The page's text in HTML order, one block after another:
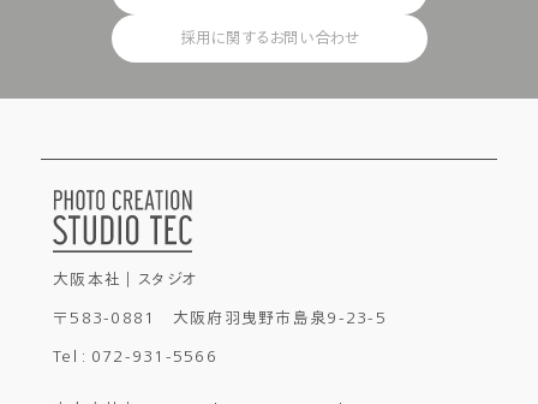
採用に関するお問い合わせ
大阪本社 ｜ スタジオ
〒583-0881 大阪府羽曳野市島泉9-23-5
Tel : 072-931-5566